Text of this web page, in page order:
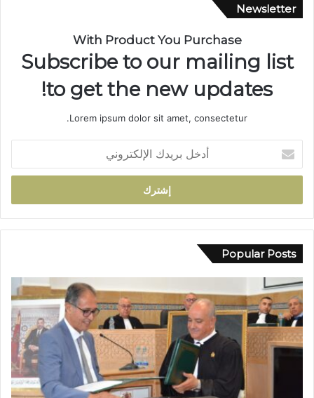
.
.
ة
ر
م
ا
ل
إ
د
ا
ر
Newsletter
With Product You Purchase
Subscribe to our mailing list
to get the new updates!
Lorem ipsum dolor sit amet, consectetur.
خ
ب
ر
ك
ا
ل
إ
ل
ك
Popular Posts